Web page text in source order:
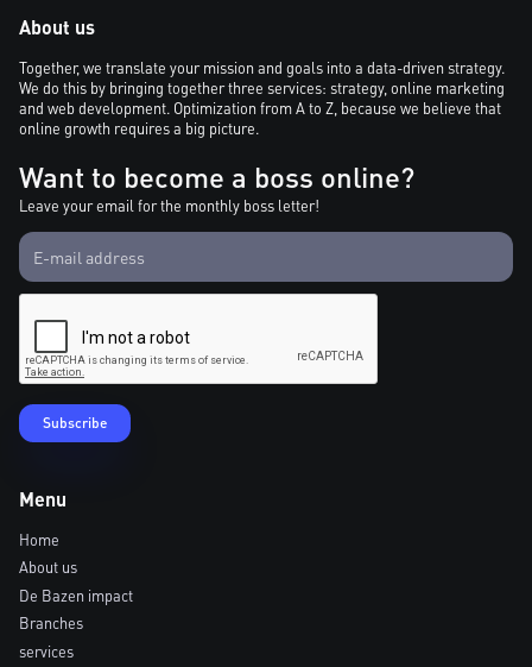
About us
Together, we translate your mission and goals into a data-driven strategy.
We do this by bringing together three services: strategy, online marketing
and web development. Optimization from A to Z, because we believe that
online growth requires a big picture.
Want to become a boss online?
Leave your email for the monthly boss letter!
Menu
Home
About us
De Bazen impact
Branches
services